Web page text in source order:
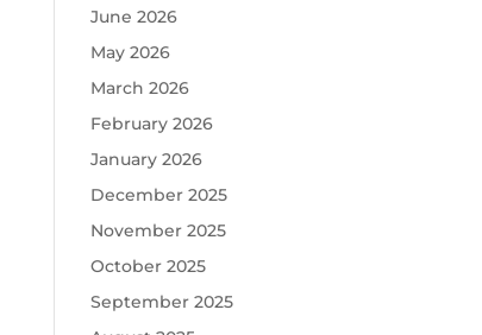
June 2026
May 2026
March 2026
February 2026
January 2026
December 2025
November 2025
October 2025
September 2025